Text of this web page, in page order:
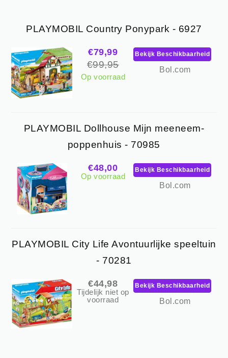
PLAYMOBIL Country Ponypark - 6927
€79,99
€99,95
Op voorraad
Bekijk Beschikbaarheid
Bol.com
PLAYMOBIL Dollhouse Mijn meeneem-
poppenhuis - 70985
€48,00
Op voorraad
Bekijk Beschikbaarheid
Bol.com
PLAYMOBIL City Life Avontuurlijke speeltuin
- 70281
€44,98
Tijdelijk niet op
voorraad
Bekijk Beschikbaarheid
Bol.com